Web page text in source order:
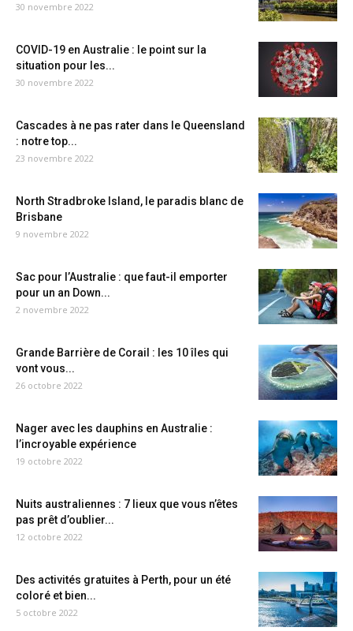
30 novembre 2022
COVID-19 en Australie : le point sur la
situation pour les...
30 novembre 2022
Cascades à ne pas rater dans le Queensland
: notre top...
23 novembre 2022
North Stradbroke Island, le paradis blanc de
Brisbane
9 novembre 2022
Sac pour l’Australie : que faut-il emporter
pour un an Down...
2 novembre 2022
Grande Barrière de Corail : les 10 îles qui
vont vous...
26 octobre 2022
Nager avec les dauphins en Australie :
l’incroyable expérience
19 octobre 2022
Nuits australiennes : 7 lieux que vous n’êtes
pas prêt d’oublier...
12 octobre 2022
Des activités gratuites à Perth, pour un été
coloré et bien...
5 octobre 2022